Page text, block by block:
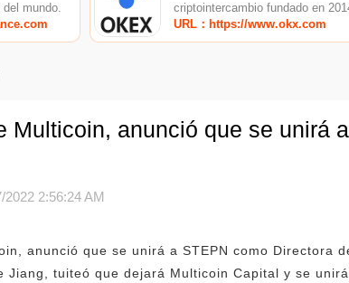
mundo.
criptointercambio fundado en
URL：https://www.okx.com
Multicoin, anunció que se unirá
2022 2:56:24 AM
anunció que se unirá a STEPN como Directora
Jiang, tuiteó que dejará Multicoin Capital y se